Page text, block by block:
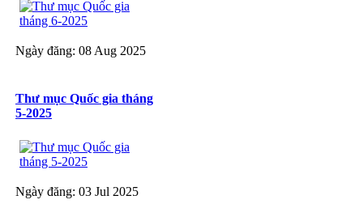
Ngày đăng: 08 Aug 2025
Thư mục Quốc gia tháng
5-2025
Ngày đăng: 03 Jul 2025